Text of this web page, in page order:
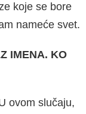
koje se bore
nameće svet.
IMENA. KO
ovom slu­čaju,